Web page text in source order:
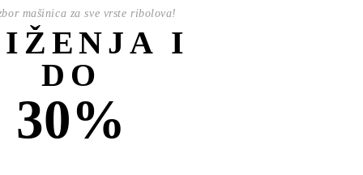
mašinica za sve vrste ribolova!
I
DO
30%